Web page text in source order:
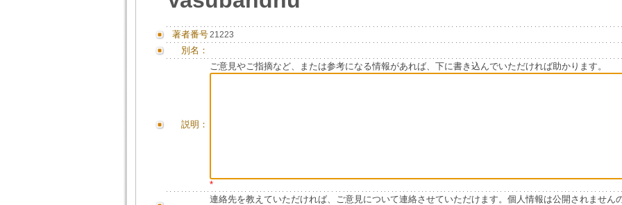
著者番号21223
別名：
説明：
ご意見やご指摘など、または参考になる情報があれば、下に書き込んでいただければ助かります。
*
連絡先を教えていただければ、ご意見について連絡させていただけます。個人情報は公開されません